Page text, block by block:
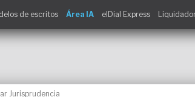
de escritos Área IA elDial Express